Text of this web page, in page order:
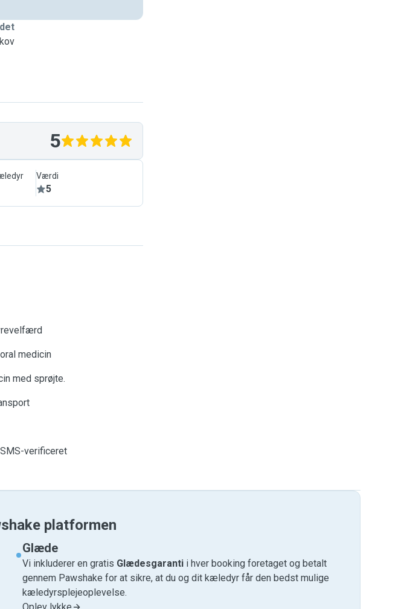
5
Værdi
5
medicin
med sprøjte.
SMS-verificeret
platformen
Glæde
Vi inkluderer en gratis Glædesgaranti i hver booking foretaget og betalt
gennem Pawshake for at sikre, at du og dit kæledyr får den bedst mulige
kæledyrsplejeoplevelse.